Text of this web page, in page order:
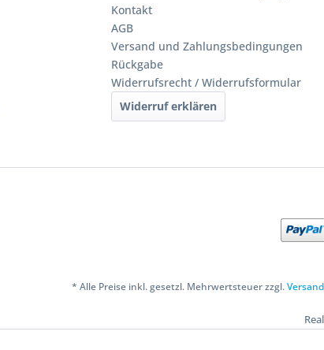
Kontakt
AGB
Versand und Zahlungsbedingungen
Rückgabe
Widerrufsrecht / Widerrufsformular
Widerruf erklären
* Alle Preise inkl. gesetzl. Mehrwertsteuer zzgl.